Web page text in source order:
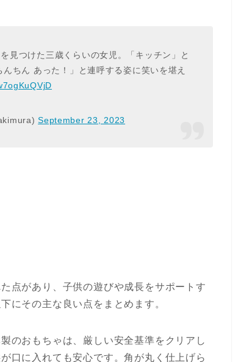
見つけた三歳くらいの女児。「キッチン」と
ちん あった！」と連呼する姿に笑いを堪え
September 23, 2023
点があり、子供の遊びや成長をサポートす
にその主な良い点をまとめます。
のおもちゃは、厳しい安全基準をクリアし
口に入れても安心です。角が丸く仕上げら